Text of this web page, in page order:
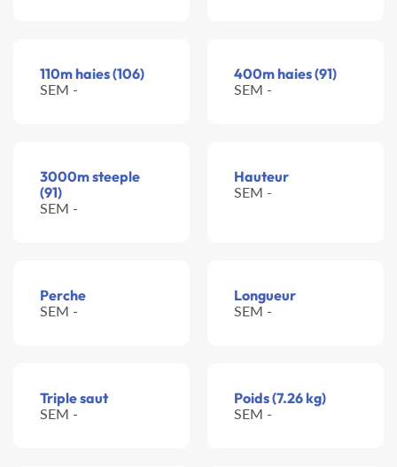
110m haies (106)
SEM -
400m haies (91)
SEM -
3000m steeple
(91)
SEM -
Hauteur
SEM -
Perche
SEM -
Longueur
SEM -
Triple saut
SEM -
Poids (7.26 kg)
SEM -